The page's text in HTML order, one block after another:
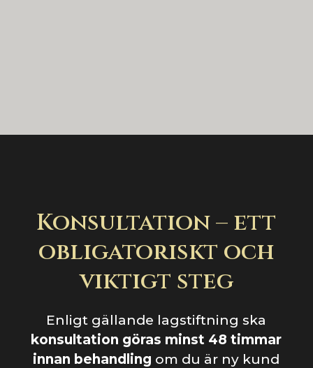
Konsultation – ett
obligatoriskt och
viktigt steg
Enligt gällande lagstiftning ska
konsultation göras minst 48 timmar
innan behandling om du är ny kund